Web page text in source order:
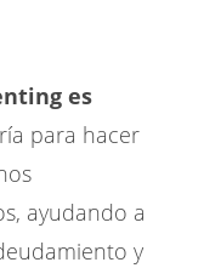
es
para hacer
ayudando a
y